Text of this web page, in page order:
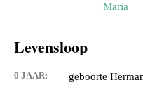
Maria
Levensloop
0 JAAR: geboorte